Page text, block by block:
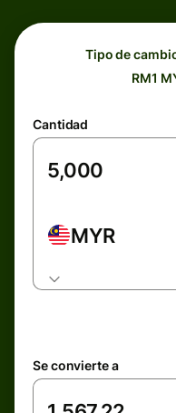
Tipo de
RM1
Cantidad
MYR
Se convierte a